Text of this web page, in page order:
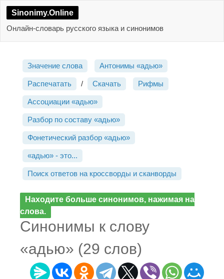
Sinonimy.Online
Онлайн-словарь русского языка и синонимов
Значение слова Антонимы «адью»
Распечатать / Скачать Рифмы
Ассоциации «адью»
Разбор по составу «адью»
Фонетический разбор «адью»
«адью» - это...
Поиск ответов на кроссворды и сканворды
Находите больше синонимов, нажимая на
слова.
Синонимы к слову
«адью» (29 слов)